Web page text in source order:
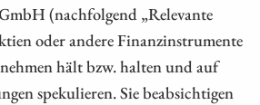
(nachfolgend „Relevante
oder andere Finanzinstrumente
hält bzw. halten und auf
spekulieren. Sie beabsichtigen